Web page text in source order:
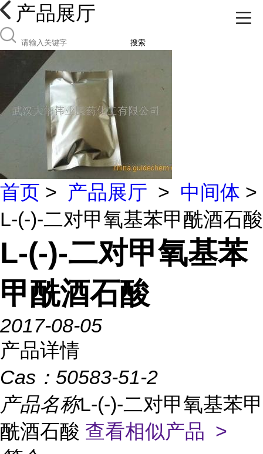
产品展厅
搜索
首页 > 产品展厅 > 中间体 >
L-(-)-二对甲氧基苯甲酰酒石酸
L-(-)-二对甲氧基苯
甲酰酒石酸
2017-08-05
产品详情
Cas： 50583-51-2
产品名称L-(-)-二对甲氧基苯甲
酰酒石酸 查看相似产品 >